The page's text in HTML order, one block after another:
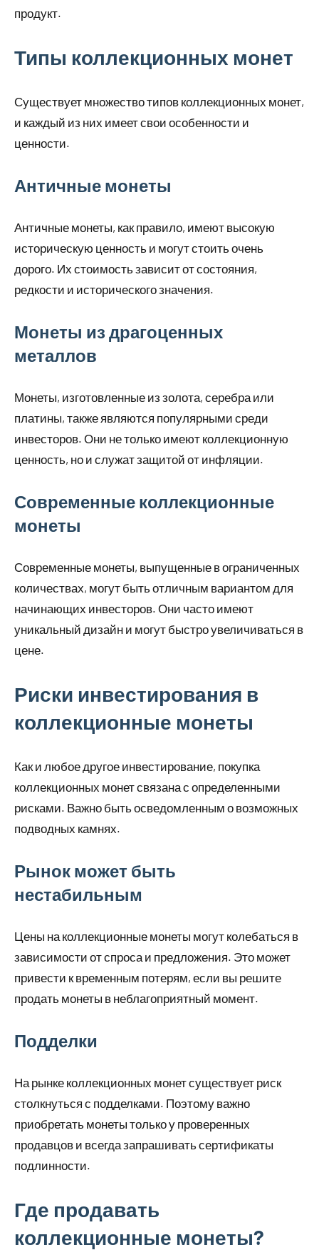
продукт.
Типы коллекционных монет
Существует множество типов коллекционных монет,
и каждый из них имеет свои особенности и
ценности.
Античные монеты
Античные монеты, как правило, имеют высокую
историческую ценность и могут стоить очень
дорого. Их стоимость зависит от состояния,
редкости и исторического значения.
Монеты из драгоценных
металлов
Монеты, изготовленные из золота, серебра или
платины, также являются популярными среди
инвесторов. Они не только имеют коллекционную
ценность, но и служат защитой от инфляции.
Современные коллекционные
монеты
Современные монеты, выпущенные в ограниченных
количествах, могут быть отличным вариантом для
начинающих инвесторов. Они часто имеют
уникальный дизайн и могут быстро увеличиваться в
цене.
Риски инвестирования в
коллекционные монеты
Как и любое другое инвестирование, покупка
коллекционных монет связана с определенными
рисками. Важно быть осведомленным о возможных
подводных камнях.
Рынок может быть
нестабильным
Цены на коллекционные монеты могут колебаться в
зависимости от спроса и предложения. Это может
привести к временным потерям, если вы решите
продать монеты в неблагоприятный момент.
Подделки
На рынке коллекционных монет существует риск
столкнуться с подделками. Поэтому важно
приобретать монеты только у проверенных
продавцов и всегда запрашивать сертификаты
подлинности.
Где продавать
коллекционные монеты?